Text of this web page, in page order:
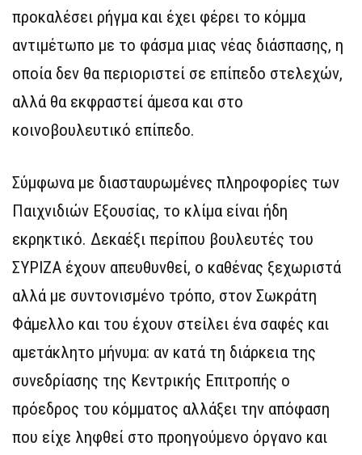
προκαλέσει ρήγμα και έχει φέρει το κόμμα
αντιμέτωπο με το φάσμα μιας νέας διάσπασης, η
οποία δεν θα περιοριστεί σε επίπεδο στελεχών,
αλλά θα εκφραστεί άμεσα και στο
κοινοβουλευτικό επίπεδο.
Σύμφωνα με διασταυρωμένες πληροφορίες των
Παιχνιδιών Εξουσίας, το κλίμα είναι ήδη
εκρηκτικό. Δεκαέξι περίπου βουλευτές του
ΣΥΡΙΖΑ έχουν απευθυνθεί, ο καθένας ξεχωριστά
αλλά με συντονισμένο τρόπο, στον Σωκράτη
Φάμελλο και του έχουν στείλει ένα σαφές και
αμετάκλητο μήνυμα: αν κατά τη διάρκεια της
συνεδρίασης της Κεντρικής Επιτροπής ο
πρόεδρος του κόμματος αλλάξει την απόφαση
που είχε ληφθεί στο προηγούμενο όργανο και